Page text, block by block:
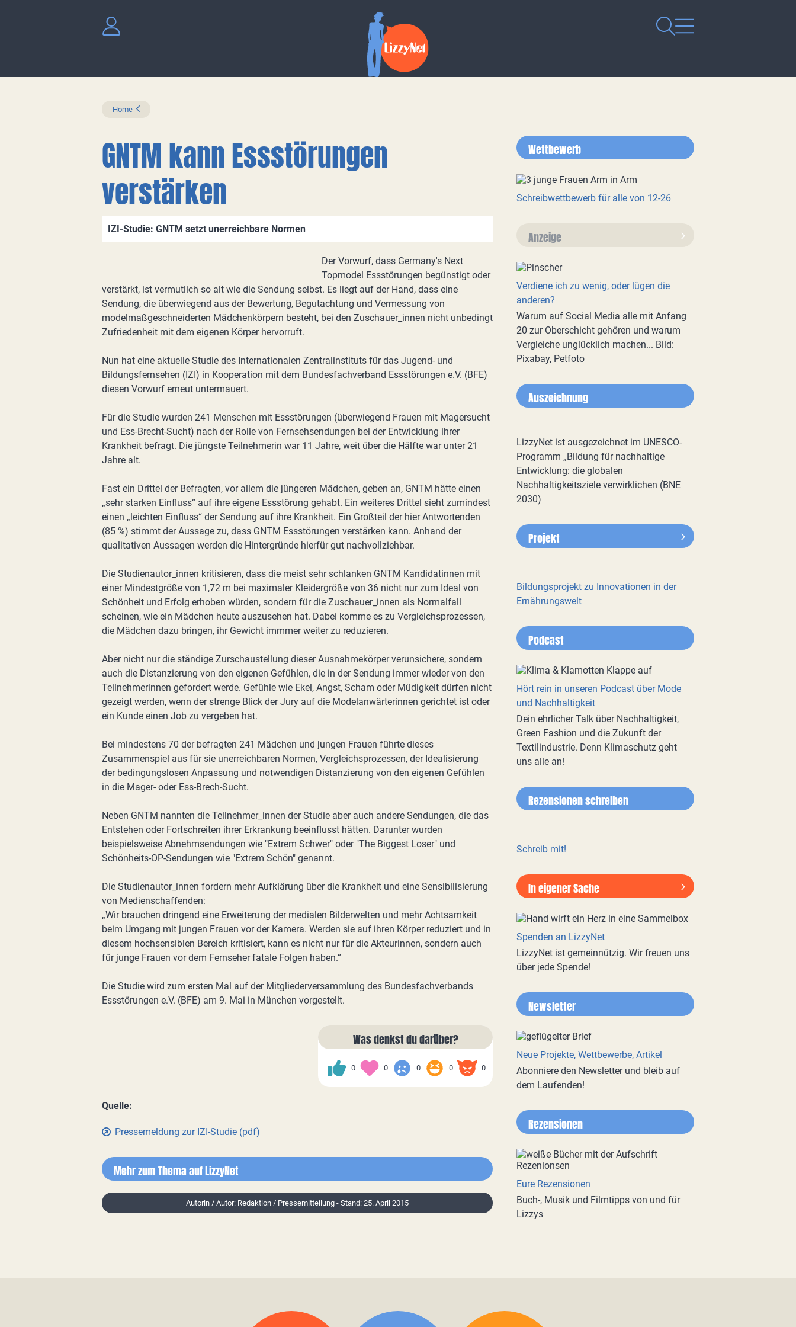
Home
GNTM kann Essstörungen
verstärken
IZI-Studie: GNTM setzt unerreichbare Normen
Der Vorwurf, dass Germany's Next
Topmodel Essstörungen begünstigt oder
verstärkt, ist vermutlich so alt wie die Sendung selbst. Es liegt auf der Hand, dass eine
Sendung, die überwiegend aus der Bewertung, Begutachtung und Vermessung von
modelmaßgeschneiderten Mädchenkörpern besteht, bei den Zuschauer_innen nicht unbedingt
Zufriedenheit mit dem eigenen Körper hervorruft.
Nun hat eine aktuelle Studie des Internationalen Zentralinstituts für das Jugend- und
Bildungsfernsehen (IZI) in Kooperation mit dem Bundesfachverband Essstörungen e.V. (BFE)
diesen Vorwurf erneut untermauert.
Für die Studie wurden 241 Menschen mit Essstörungen (überwiegend Frauen mit Magersucht
und Ess-Brecht-Sucht) nach der Rolle von Fernsehsendungen bei der Entwicklung ihrer
Krankheit befragt. Die jüngste Teilnehmerin war 11 Jahre, weit über die Hälfte war unter 21
Jahre alt.
Fast ein Drittel der Befragten, vor allem die jüngeren Mädchen, geben an, GNTM hätte einen
„sehr starken Einfluss“ auf ihre eigene Essstörung gehabt. Ein weiteres Drittel sieht zumindest
einen „leichten Einfluss“ der Sendung auf ihre Krankheit. Ein Großteil der hier Antwortenden
(85 %) stimmt der Aussage zu, dass GNTM Essstörungen verstärken kann. Anhand der
qualitativen Aussagen werden die Hintergründe hierfür gut nachvollziehbar.
Die Studienautor_innen kritisieren, dass die meist sehr schlanken GNTM Kandidatinnen mit
einer Mindestgröße von 1,72 m bei maximaler Kleidergröße von 36 nicht nur zum Ideal von
Schönheit und Erfolg erhoben würden, sondern für die Zuschauer_innen als Normalfall
scheinen, wie ein Mädchen heute auszusehen hat. Dabei komme es zu Vergleichsprozessen,
die Mädchen dazu bringen, ihr Gewicht immmer weiter zu reduzieren.
Aber nicht nur die ständige Zurschaustellung dieser Ausnahmekörper verunsichere, sondern
auch die Distanzierung von den eigenen Gefühlen, die in der Sendung immer wieder von den
Teilnehmerinnen gefordert werde. Gefühle wie Ekel, Angst, Scham oder Müdigkeit dürfen nicht
gezeigt werden, wenn der strenge Blick der Jury auf die Modelanwärterinnen gerichtet ist oder
ein Kunde einen Job zu vergeben hat.
Bei mindestens 70 der befragten 241 Mädchen und jungen Frauen führte dieses
Zusammenspiel aus für sie unerreichbaren Normen, Vergleichsprozessen, der Idealisierung
der bedingungslosen Anpassung und notwendigen Distanzierung von den eigenen Gefühlen
in die Mager- oder Ess-Brech-Sucht.
Neben GNTM nannten die Teilnehmer_innen der Studie aber auch andere Sendungen, die das
Entstehen oder Fortschreiten ihrer Erkrankung beeinflusst hätten. Darunter wurden
beispielsweise Abnehmsendungen wie "Extrem Schwer" oder "The Biggest Loser" und
Schönheits-OP-Sendungen wie "Extrem Schön" genannt.
Die Studienautor_innen fordern mehr Aufklärung über die Krankheit und eine Sensibilisierung
von Medienschaffenden:
„Wir brauchen dringend eine Erweiterung der medialen Bilderwelten und mehr Achtsamkeit
beim Umgang mit jungen Frauen vor der Kamera. Werden sie auf ihren Körper reduziert und in
diesem hochsensiblen Bereich kritisiert, kann es nicht nur für die Akteurinnen, sondern auch
für junge Frauen vor dem Fernseher fatale Folgen haben.“
Die Studie wird zum ersten Mal auf der Mitgliederversammlung des Bundesfachverbands
Essstörungen e.V. (BFE) am 9. Mai in München vorgestellt.
Was denkst du darüber?
0 0 0 0 0
Quelle:
Pressemeldung zur IZI-Studie (pdf)
Mehr zum Thema auf LizzyNet
Autorin / Autor: Redaktion / Pressemitteilung - Stand: 25. April 2015
Wettbewerb
Schreibwettbewerb für alle von 12-26
Anzeige
Verdiene ich zu wenig, oder lügen die
anderen?
Warum auf Social Media alle mit Anfang
20 zur Oberschicht gehören und warum
Vergleiche unglücklich machen... Bild:
Pixabay, Petfoto
Auszeichnung
LizzyNet ist ausgezeichnet im UNESCO-
Programm „Bildung für nachhaltige
Entwicklung: die globalen
Nachhaltigkeitsziele verwirklichen (BNE
2030)
Projekt
Bildungsprojekt zu Innovationen in der
Ernährungswelt
Podcast
Hört rein in unseren Podcast über Mode
und Nachhaltigkeit
Dein ehrlicher Talk über Nachhaltigkeit,
Green Fashion und die Zukunft der
Textilindustrie. Denn Klimaschutz geht
uns alle an!
Rezensionen schreiben
Schreib mit!
In eigener Sache
Spenden an LizzyNet
LizzyNet ist gemeinnützig. Wir freuen uns
über jede Spende!
Newsletter
Neue Projekte, Wettbewerbe, Artikel
Abonniere den Newsletter und bleib auf
dem Laufenden!
Rezensionen
Eure Rezensionen
Buch-, Musik und Filmtipps von und für
Lizzys